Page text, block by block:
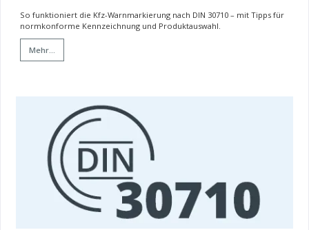
So funktioniert die Kfz-Warnmarkierung nach DIN 30710 – mit Tipps für
normkonforme Kennzeichnung und Produktauswahl.
Mehr...